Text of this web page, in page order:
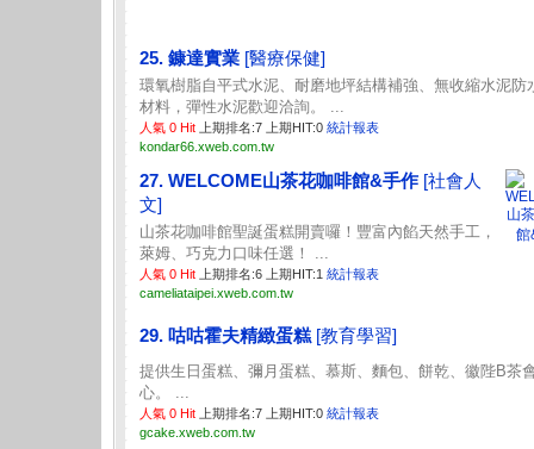
25. 鏮達實業 [醫療保健]
環氧樹脂自平式水泥、耐磨地坪結構補強、無收縮水泥防
材料，彈性水泥歡迎洽詢。 ...
人氣 0 Hit 上期排名:7 上期HIT:0 統計報表
kondar66.xweb.com.tw
27. WELCOME山茶花咖啡館&手作 [社會人
文]
山茶花咖啡館聖誕蛋糕開賣囉！豐富內餡天然手工，
萊姆、巧克力口味任選！ ...
人氣 0 Hit 上期排名:6 上期HIT:1 統計報表
cameliataipei.xweb.com.tw
29. 咕咕霍夫精緻蛋糕 [教育學習]
提供生日蛋糕、彌月蛋糕、慕斯、麵包、餅乾、徽陛B茶
心。 ...
人氣 0 Hit 上期排名:7 上期HIT:0 統計報表
gcake.xweb.com.tw